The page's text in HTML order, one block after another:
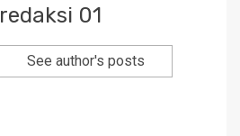
redaksi 01
See author's posts